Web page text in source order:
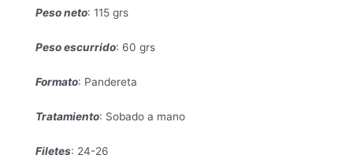
Peso neto: 115 grs
Peso escurrido: 60 grs
Formato: Pandereta
Tratamiento: Sobado a mano
Filetes: 24-26